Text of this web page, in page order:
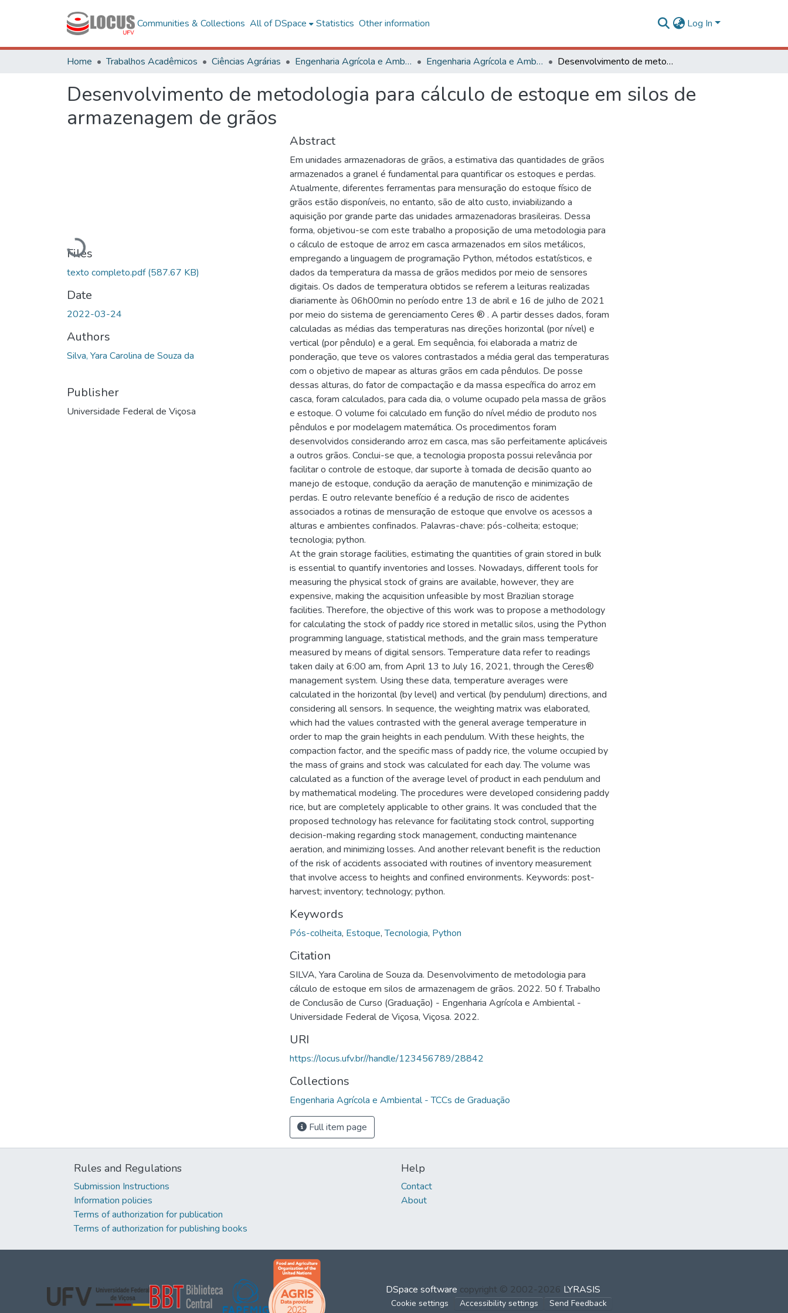
Communities & Collections All of DSpace Statistics Other information Log In
Home Trabalhos Acadêmicos Ciências Agrárias Engenharia Agrícola e Ambiental Engenharia Agrícola e Ambiental - TCCs de Graduação Desenvolvimento de metodologia para cálculo de estoque em silos de armazenagem de grãos
Desenvolvimento de metodologia para cálculo de estoque em silos de
armazenagem de grãos
Loading...
Files
texto completo.pdf(587.67 KB)
Date
2022-03-24
Authors
Silva, Yara Carolina de Souza da
Publisher
Universidade Federal de Viçosa
Abstract
Em unidades armazenadoras de grãos, a estimativa das quantidades de grãos
armazenados a granel é fundamental para quantificar os estoques e perdas.
Atualmente, diferentes ferramentas para mensuração do estoque físico de
grãos estão disponíveis, no entanto, são de alto custo, inviabilizando a
aquisição por grande parte das unidades armazenadoras brasileiras. Dessa
forma, objetivou-se com este trabalho a proposição de uma metodologia para
o cálculo de estoque de arroz em casca armazenados em silos metálicos,
empregando a linguagem de programação Python, métodos estatísticos, e
dados da temperatura da massa de grãos medidos por meio de sensores
digitais. Os dados de temperatura obtidos se referem a leituras realizadas
diariamente às 06h00min no período entre 13 de abril e 16 de julho de 2021
por meio do sistema de gerenciamento Ceres ® . A partir desses dados, foram
calculadas as médias das temperaturas nas direções horizontal (por nível) e
vertical (por pêndulo) e a geral. Em sequência, foi elaborada a matriz de
ponderação, que teve os valores contrastados a média geral das temperaturas
com o objetivo de mapear as alturas grãos em cada pêndulos. De posse
dessas alturas, do fator de compactação e da massa específica do arroz em
casca, foram calculados, para cada dia, o volume ocupado pela massa de grãos
e estoque. O volume foi calculado em função do nível médio de produto nos
pêndulos e por modelagem matemática. Os procedimentos foram
desenvolvidos considerando arroz em casca, mas são perfeitamente aplicáveis
a outros grãos. Conclui-se que, a tecnologia proposta possui relevância por
facilitar o controle de estoque, dar suporte à tomada de decisão quanto ao
manejo de estoque, condução da aeração de manutenção e minimização de
perdas. E outro relevante benefício é a redução de risco de acidentes
associados a rotinas de mensuração de estoque que envolve os acessos a
alturas e ambientes confinados. Palavras-chave: pós-colheita; estoque;
tecnologia; python.
At the grain storage facilities, estimating the quantities of grain stored in bulk
is essential to quantify inventories and losses. Nowadays, different tools for
measuring the physical stock of grains are available, however, they are
expensive, making the acquisition unfeasible by most Brazilian storage
facilities. Therefore, the objective of this work was to propose a methodology
for calculating the stock of paddy rice stored in metallic silos, using the Python
programming language, statistical methods, and the grain mass temperature
measured by means of digital sensors. Temperature data refer to readings
taken daily at 6:00 am, from April 13 to July 16, 2021, through the Ceres®
management system. Using these data, temperature averages were
calculated in the horizontal (by level) and vertical (by pendulum) directions, and
considering all sensors. In sequence, the weighting matrix was elaborated,
which had the values contrasted with the general average temperature in
order to map the grain heights in each pendulum. With these heights, the
compaction factor, and the specific mass of paddy rice, the volume occupied by
the mass of grains and stock was calculated for each day. The volume was
calculated as a function of the average level of product in each pendulum and
by mathematical modeling. The procedures were developed considering paddy
rice, but are completely applicable to other grains. It was concluded that the
proposed technology has relevance for facilitating stock control, supporting
decision-making regarding stock management, conducting maintenance
aeration, and minimizing losses. And another relevant benefit is the reduction
of the risk of accidents associated with routines of inventory measurement
that involve access to heights and confined environments. Keywords: post-
harvest; inventory; technology; python.
Keywords
Pós-colheita, Estoque,Tecnologia, Python
Citation
SILVA, Yara Carolina de Souza da. Desenvolvimento de metodologia para
cálculo de estoque em silos de armazenagem de grãos. 2022. 50 f. Trabalho
de Conclusão de Curso (Graduação) - Engenharia Agrícola e Ambiental -
Universidade Federal de Viçosa, Viçosa. 2022.
URI
https://locus.ufv.br//handle/123456789/28842
Collections
Engenharia Agrícola e Ambiental - TCCs de Graduação
Full item page
Rules and Regulations
Submission Instructions
Information policies
Terms of authorization for publication
Terms of authorization for publishing books
Help
Contact
About
DSpace software copyright © 2002-2026 LYRASIS
Cookie settings Accessibility settings Send Feedback